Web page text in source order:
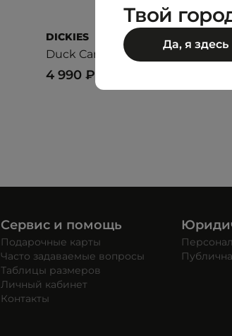
DICKIES
Duck Canvas Cross Body Bum
4 990 ₽
Сервис и помощь
Подарочные карты
Часто задаваемые вопросы
Таблицы размеров
Личный кабинет
Контакты
Твой
Да, я здесь